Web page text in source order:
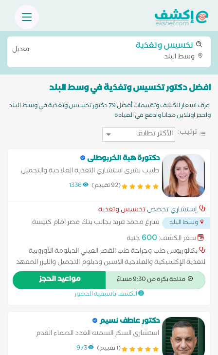
تخسيس وتغذية
وسط البلد
تعديل
افضل دكتور تخسيس وتغذية في وسط البلد
اعرف اسعار الكشف وتقييمات أفضل 79 دكتور تخسيس وتغذية في وسط البلد
واحجز اونلاين مجانا وادفع في العيادة
ترتيب:
دكتورة هبة الخربوطلى
طبيب بشرى استشاري التغذية العلاجية والتجميل
الغير جراحى وتنسيق القوام
(92 تقييم) 1336
إستشاري تخصص تخسيس وتغذية
وسط البلد
شارع محمد فريد بجانب بنك مصر امام كنيسة
سان جوزيف...
سعر الكشف:600 جنيه
بكالوريوس طب وجراحة طب القصر العيني الدبلومة الأوروبية
لتغذية الإكلينيكية والعلاجية الاسبن ودبلوم التجميل والليزر المعهد
القومى لتدريب الاطباء دبلوم النساء والتجميل النسائى طب القصر
العيني جامعة القاهرة
متاحة بكرة من 9:30 مساءً مواعيد الحجز
الكشف باسبقية الحضور
دكتور عاطف نسيم
استشارى السكر السمنه الغدد الصماء القدم
السكرى
(1 تقييم) 973